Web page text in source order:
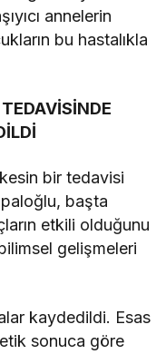
annelerin
bu hastalıkla
bir tedavisi
başta
etkili olduğunu
gelişmeleri
kaydedildi. Esas
sonuca göre